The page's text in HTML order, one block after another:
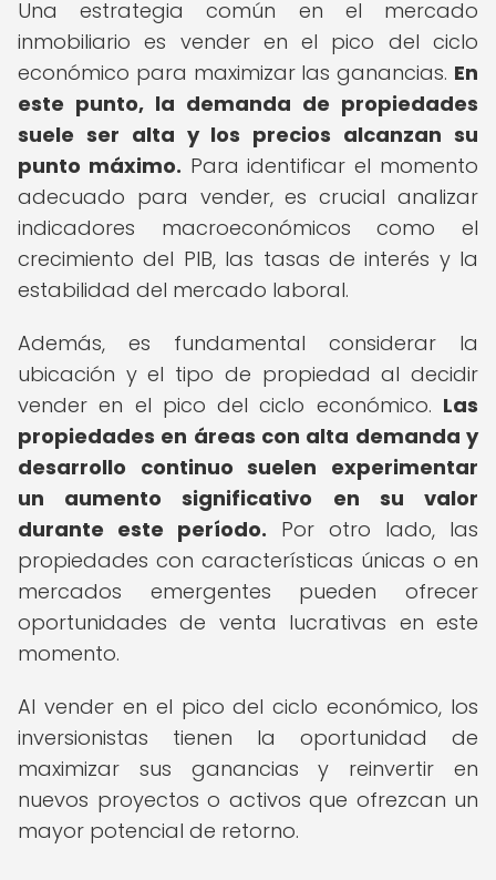
Una estrategia común en el mercado
inmobiliario es vender en el pico del ciclo
económico para maximizar las ganancias. En
este punto, la demanda de propiedades
suele ser alta y los precios alcanzan su
punto máximo. Para identificar el momento
adecuado para vender, es crucial analizar
indicadores macroeconómicos como el
crecimiento del PIB, las tasas de interés y la
estabilidad del mercado laboral.
Además, es fundamental considerar la
ubicación y el tipo de propiedad al decidir
vender en el pico del ciclo económico. Las
propiedades en áreas con alta demanda y
desarrollo continuo suelen experimentar
un aumento significativo en su valor
durante este período. Por otro lado, las
propiedades con características únicas o en
mercados emergentes pueden ofrecer
oportunidades de venta lucrativas en este
momento.
Al vender en el pico del ciclo económico, los
inversionistas tienen la oportunidad de
maximizar sus ganancias y reinvertir en
nuevos proyectos o activos que ofrezcan un
mayor potencial de retorno.